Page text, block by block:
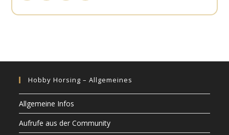
Hobby Horsing – Allgemeines
Allgemeine Infos
Aufrufe aus der Community